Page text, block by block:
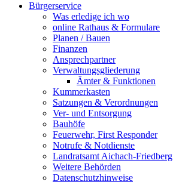
Bürgerservice
Was erledige ich wo
online Rathaus & Formulare
Planen / Bauen
Finanzen
Ansprechpartner
Verwaltungsgliederung
Ämter & Funktionen
Kummerkasten
Satzungen & Verordnungen
Ver- und Entsorgung
Bauhöfe
Feuerwehr, First Responder
Notrufe & Notdienste
Landratsamt Aichach-Friedberg
Weitere Behörden
Datenschutzhinweise